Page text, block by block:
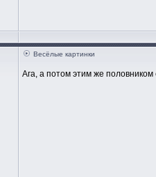
Весёлые картинки
Ага, а потом этим же